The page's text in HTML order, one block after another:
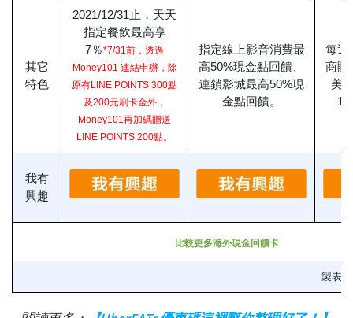
其它
特色
2021/12/31止，天天
指定餐飲最高享
7％*7/31前，透過
Money101 連結申辦，除
原有LINE POINTS 300點
及200元刷卡金外，
Money101再加碼贈送
LINE POINTS 200點。
指定線上影音消費最
高50%現金點回饋、
連鎖影城最高50%現
金點回饋。
每週
商購
美
我有
興趣
比較更多海外現金回饋卡
製表：